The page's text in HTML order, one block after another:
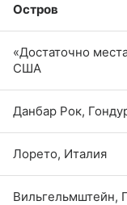
Остров
«Достаточно
США
Данбар Рок,
Лорето, Италия
Вильгельмштейн,